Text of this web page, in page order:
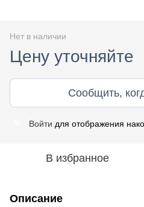
Нет в наличии
Цену уточняйте
Сообщить,
Войти для отображения
В избранное
Описание